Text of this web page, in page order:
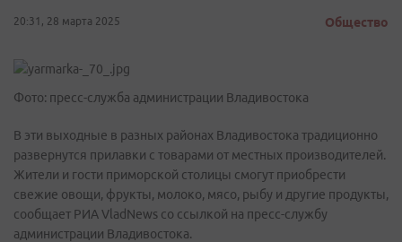
20:31, 28 марта 2025 Общество
Фото: пресс-служба администрации Владивостока
В эти выходные в разных районах Владивостока традиционно
развернутся прилавки с товарами от местных производителей.
Жители и гости приморской столицы смогут приобрести
свежие овощи, фрукты, молоко, мясо, рыбу и другие продукты,
сообщает РИА VladNews со ссылкой на пресс-службу
администрации Владивостока.